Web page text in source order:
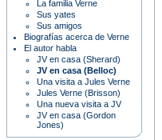
La familia Verne
Sus yates
Sus amigos
Biografías acerca de Verne
El autor habla
JV en casa (Sherard)
JV en casa (Belloc)
Una visita a Jules Verne
Jules Verne (Brisson)
Una nueva visita a JV
JV en casa (Gordon
Jones)